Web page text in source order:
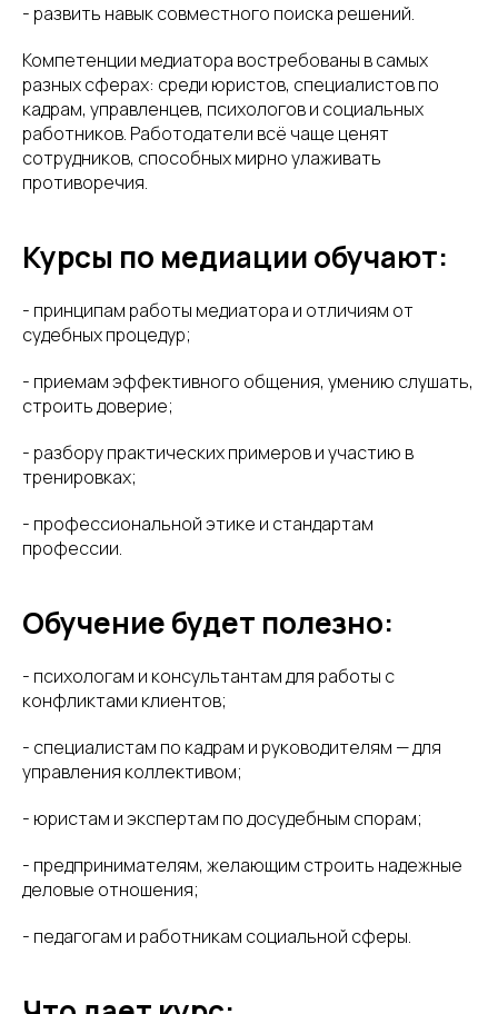
- развить навык совместного поиска решений.
Компетенции медиатора востребованы в самых
разных сферах: среди юристов, специалистов по
кадрам, управленцев, психологов и социальных
работников. Работодатели всё чаще ценят
сотрудников, способных мирно улаживать
противоречия.
Курсы по медиации обучают:
- принципам работы медиатора и отличиям от
судебных процедур;
- приемам эффективного общения, умению слушать,
строить доверие;
- разбору практических примеров и участию в
тренировках;
- профессиональной этике и стандартам
профессии.
Обучение будет полезно:
- психологам и консультантам для работы с
конфликтами клиентов;
- специалистам по кадрам и руководителям — для
управления коллективом;
- юристам и экспертам по досудебным спорам;
- предпринимателям, желающим строить надежные
деловые отношения;
- педагогам и работникам социальной сферы.